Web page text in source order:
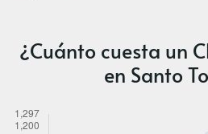
¿Cuánto cuesta un
en Santo